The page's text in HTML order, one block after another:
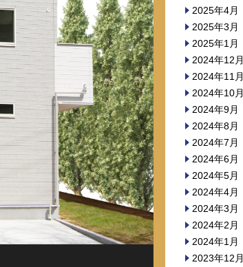
2025年4月
2025年3月
2025年1月
2024年12月
2024年11月
2024年10月
2024年9月
2024年8月
2024年7月
2024年6月
2024年5月
2024年4月
2024年3月
2024年2月
2024年1月
2023年12月